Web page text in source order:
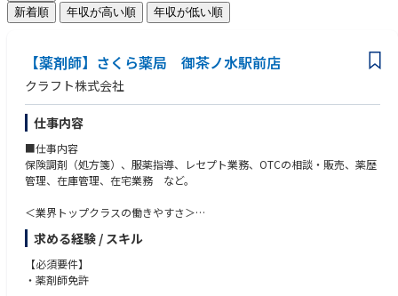
新着順
年収が高い順 年収が低い順
【薬剤師】さくら薬局 御茶ノ水駅前店
クラフト株式会社
仕事内容
■仕事内容
保険調剤（処方箋）、服薬指導、レセプト業務、OTCの相談・販売、薬歴
管理、在庫管理、在宅業務 など。
＜業界トップクラスの働きやすさ＞
業界最多クラスの年間休日126日＋有給休暇、シフト勤務制による残業削
減や希望休など、どなたにとっても働きやすい環境です
充実した手当や福利厚生、育児支援制度、安定した経営基盤を持っている
ため、長く働いていただけます
求める経験 / スキル
【必須要件】
・薬剤師免許